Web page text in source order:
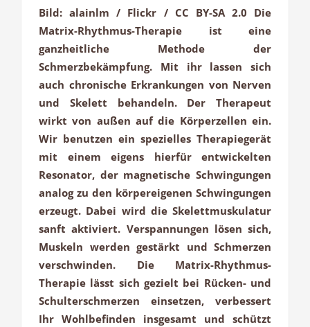
Bild: alainlm / Flickr / CC BY-SA 2.0 Die
Matrix-Rhythmus-Therapie ist eine
ganzheitliche Methode der
Schmerzbekämpfung. Mit ihr lassen sich
auch chronische Erkrankungen von Nerven
und Skelett behandeln. Der Therapeut
wirkt von außen auf die Körperzellen ein.
Wir benutzen ein spezielles Therapiegerät
mit einem eigens hierfür entwickelten
Resonator, der magnetische Schwingungen
analog zu den körpereigenen Schwingungen
erzeugt. Dabei wird die Skelettmuskulatur
sanft aktiviert. Verspannungen lösen sich,
Muskeln werden gestärkt und Schmerzen
verschwinden. Die Matrix-Rhythmus-
Therapie lässt sich gezielt bei Rücken- und
Schulterschmerzen einsetzen, verbessert
Ihr Wohlbefinden insgesamt und schützt